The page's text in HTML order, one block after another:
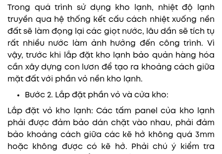
Trong quá trình sử dụng kho lạnh, nhiệt độ lạnh
truyền qua hệ thống kết cấu cách nhiệt xuống nền
đất sẽ làm đọng lại các giọt nước, lâu dần sẽ tích tụ
rất nhiều nước làm ảnh hưởng đến công trình. Vì
vậy, trước khi lắp đặt kho lạnh bảo quản hàng hóa
cần xây dựng con lươn để tạo ra khoảng cách giữa
mặt đất với phần vỏ nền kho lạnh.
Bước 2. Lắp đặt phần vỏ và cửa kho:
Lắp đặt vỏ kho lạnh: Các tấm panel của kho lạnh
phải được đảm bảo dán chặt vào nhau, phải đảm
bảo khoảng cách giữa các kẽ hở không quá 3mm
hoặc không được có kẽ hở. Phải chú ý kiểm tra